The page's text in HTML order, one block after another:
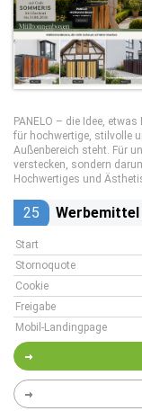
PANELO – die Idee,
für hochwertige, stilvolle
Außenbereich steht. Für
verstecken, sondern
Hochwertiges und
25 Werbemittel
Start
Stornoquote
Cookie
Freigabe
Mobil-Landingpage